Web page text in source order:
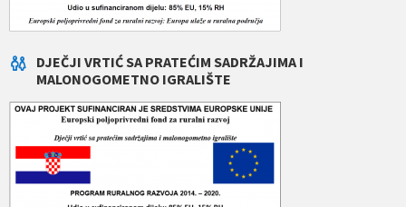
DJEČJI VRTIĆ SA PRATEĆIM SADRŽAJIMA I
MALONOGOMETNO IGRALIŠTE